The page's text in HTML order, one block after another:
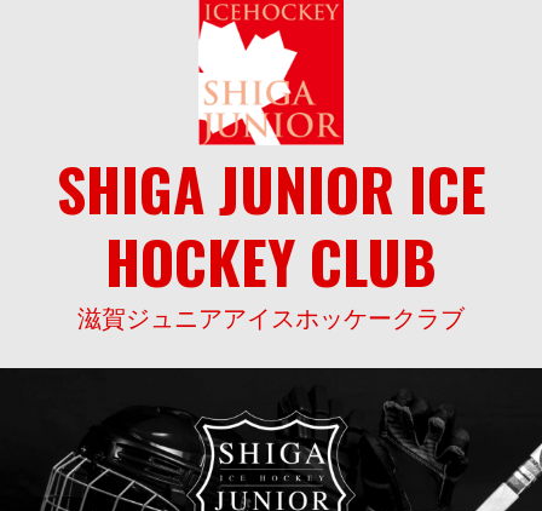
SHIGA JUNIOR ICE
HOCKEY CLUB
滋賀ジュニアアイスホッケークラブ